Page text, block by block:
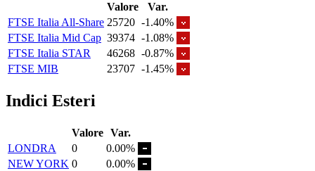
Valore
Var.
FTSE Italia All-Share 25720 -1.40%
FTSE Italia Mid Cap 39374 -1.08%
FTSE Italia STAR
46268 -0.87%
FTSE MIB
23707 -1.45%
Indici Esteri
Valore Var.
LONDRA
0
0.00%
NEW YORK 0
0.00%